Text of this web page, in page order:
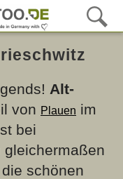
Alt-
von Plauen im
bei
gleichermaßen
schönen